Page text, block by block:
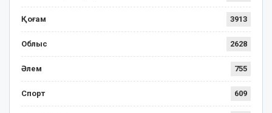
Қоғам 3913
Облыс 2628
Әлем 755
Спорт 609